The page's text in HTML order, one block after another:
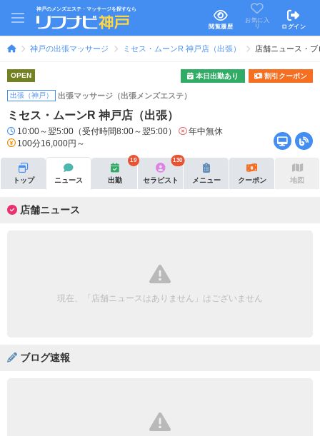
神戸のメンズエステ・マッサージを探すなら
閲覧履歴
お気に入
り
ログイン
神戸の出張マッサージ ミセス・ムーンR 神戸店（出張） 店舗ニュース・ブ
OPEN 本日出勤あり 割引クーポン
出張（神戸） 出張マッサージ（出張メンズエステ）
ミセス・ムーンR 神戸店（出張）
10:00～翌5:00（受付時間8:00～翌5:00）
年中無休
100分16,000円～
トップ ニュース 出勤
19
セラピスト
130
メニュー クーポン 地図
店舗ニュース
現在、「店舗ニュースはありません」はございません
ブログ速報